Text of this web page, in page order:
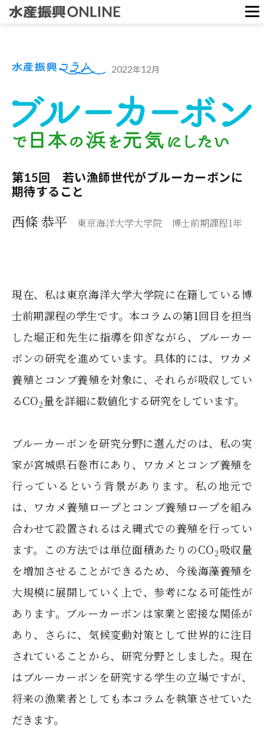
水産振興ウェブ版
水産振興コラム
資料館
2022年12月
第15回 若い漁師世代がブルーカーボンに
期待すること
西條 恭平 東京海洋大学大学院 博士前期課程1年
現在、私は東京海洋大学大学院に在籍している博
士前期課程の学生です。本コラムの第1回目を担当
した堀正和先生に指導を仰ぎながら、ブルーカー
ボンの研究を進めています。具体的には、ワカメ
養殖とコンブ養殖を対象に、それらが吸収してい
るCO2量を詳細に数値化する研究をしています。
ブルーカーボンを研究分野に選んだのは、私の実
家が宮城県石巻市にあり、ワカメとコンブ養殖を
行っているという背景があります。私の地元で
は、ワカメ養殖ロープとコンブ養殖ロープを組み
合わせて設置されるはえ縄式での養殖を行ってい
ます。この方法では単位面積あたりのCO2吸収量
を増加させることができるため、今後海藻養殖を
大規模に展開していく上で、参考になる可能性が
あります。ブルーカーボンは家業と密接な関係が
あり、さらに、気候変動対策として世界的に注目
されていることから、研究分野としました。現在
はブルーカーボンを研究する学生の立場ですが、
将来の漁業者としても本コラムを執筆させていた
だきます。